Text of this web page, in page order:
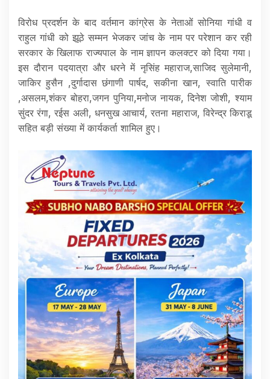
विरोध प्रदर्शन के बाद वर्तमान कांग्रेस के नेताओं सोनिया गांधी व
राहुल गांधी को झूठे सम्मन भेजकर जांच के नाम पर परेशान कर रही
सरकार के खिलाफ राज्यपाल के नाम ज्ञापन कलक्टर को दिया गया।
इस दौरान पदयात्रा और धरने में नृसिंह महाराज,साजिद सुलेमानी,
जाकिर हुसैन ,दुर्गादास छंगाणी पार्षद, सकीना खान, स्वाति पारीक
,असलम,शंकर बोहरा,जगन पुनिया,मनोज नायक, दिनेश जोशी, श्याम
सुंदर रंगा, रईस अली, धनसुख आचार्य, रतना महाराज, विरेन्द्र किराडू
सहित बड़ी संख्या में कार्यकर्ता शामिल हुए।